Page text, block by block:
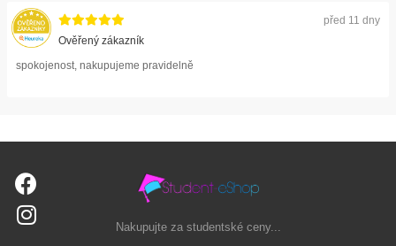
před 11 dny
Ověřený zákazník
spokojenost, nakupujeme pravidelně
Nakupujte za studentské ceny...